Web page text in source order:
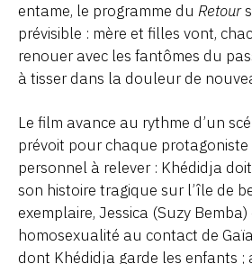
entame, le programme du Retour
prévisible : mère et filles vont,
renouer avec les fantômes du
à tisser dans la douleur de
Le film avance au rythme d’un
prévoit pour chaque
personnel à relever : Khédidja
son histoire tragique sur l’île de
exemplaire, Jessica (Suzy
homosexualité au contact de
dont Khédidja garde les enfants ;